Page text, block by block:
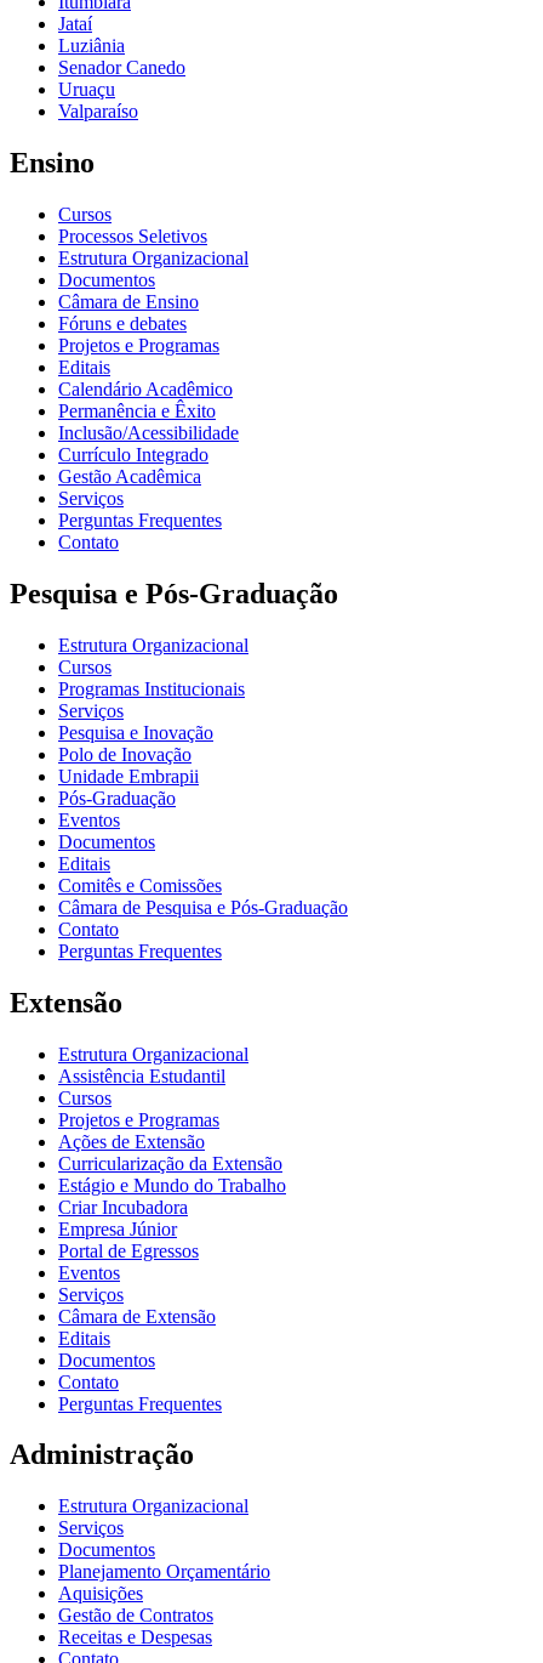
Jataí
Luziânia
Senador Canedo
Uruaçu
Valparaíso
Ensino
Cursos
Processos Seletivos
Estrutura Organizacional
Documentos
Câmara de Ensino
Fóruns e debates
Projetos e Programas
Editais
Calendário Acadêmico
Permanência e Êxito
Inclusão/Acessibilidade
Currículo Integrado
Gestão Acadêmica
Serviços
Perguntas Frequentes
Contato
Pesquisa e Pós-Graduação
Estrutura Organizacional
Cursos
Programas Institucionais
Serviços
Pesquisa e Inovação
Polo de Inovação
Unidade Embrapii
Pós-Graduação
Eventos
Documentos
Editais
Comitês e Comissões
Câmara de Pesquisa e Pós-Graduação
Contato
Perguntas Frequentes
Extensão
Estrutura Organizacional
Assistência Estudantil
Cursos
Projetos e Programas
Ações de Extensão
Curricularização da Extensão
Estágio e Mundo do Trabalho
Criar Incubadora
Empresa Júnior
Portal de Egressos
Eventos
Serviços
Câmara de Extensão
Editais
Documentos
Contato
Perguntas Frequentes
Administração
Estrutura Organizacional
Serviços
Documentos
Planejamento Orçamentário
Aquisições
Gestão de Contratos
Receitas e Despesas